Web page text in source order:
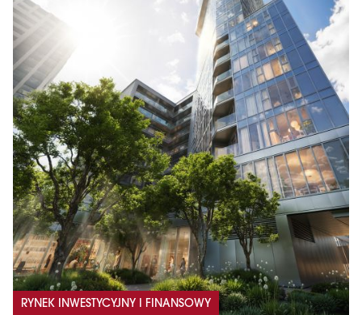
RYNEK INWESTYCYJNY I FINANSOWY